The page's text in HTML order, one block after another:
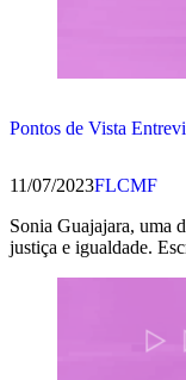
Pontos de Vista
11/07/2023FLCMF
Sonia Guajajara, uma
justiça e igualdade.